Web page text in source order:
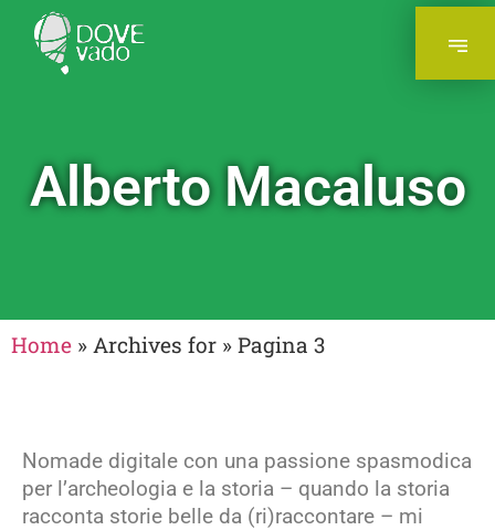
Alberto Macaluso
Home » Archives for » Pagina 3
Nomade digitale con una passione spasmodica
per l’archeologia e la storia – quando la storia
racconta storie belle da (ri)raccontare – mi